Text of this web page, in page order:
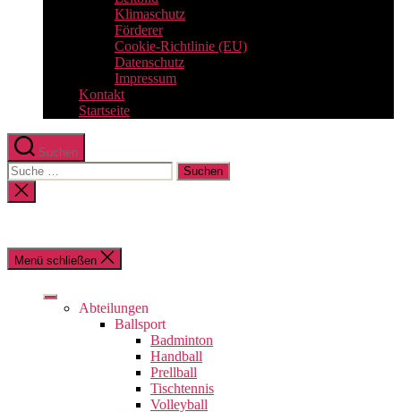
Klimaschutz
Förderer
Cookie-Richtlinie (EU)
Datenschutz
Impressum
Kontakt
Startseite
Suchen
Suche
nach:
Suche
schließen
Menü schließen
Abteilungen
Ballsport
Badminton
Handball
Prellball
Tischtennis
Volleyball